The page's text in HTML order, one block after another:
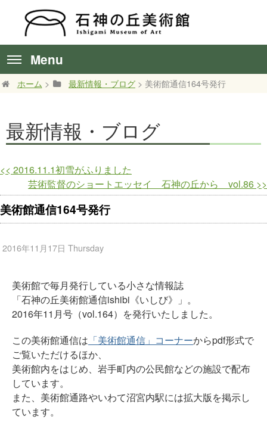
Menu
ホーム > 最新情報・ブログ > 美術館通信164号発行
最新情報・ブログ
<< 2016.11.1初雪がふりました
芸術監督のショートエッセイ 石神の丘から vol.86 >>
美術館通信164号発行
2016年11月17日 Thursday
美術館で毎月発行している小さな情報誌
「石神の丘美術館通信ishibi《いしび》」。
2016年11月号（vol.164）を発行いたしました。
この美術館通信は 「美術館通信」コーナーからpdf形式で
ご覧いただけるほか、
美術館内をはじめ、岩手町内の公民館などの施設で配布
しています。
また、美術館通路やいわて沼宮内駅には拡大版を掲示し
ています。